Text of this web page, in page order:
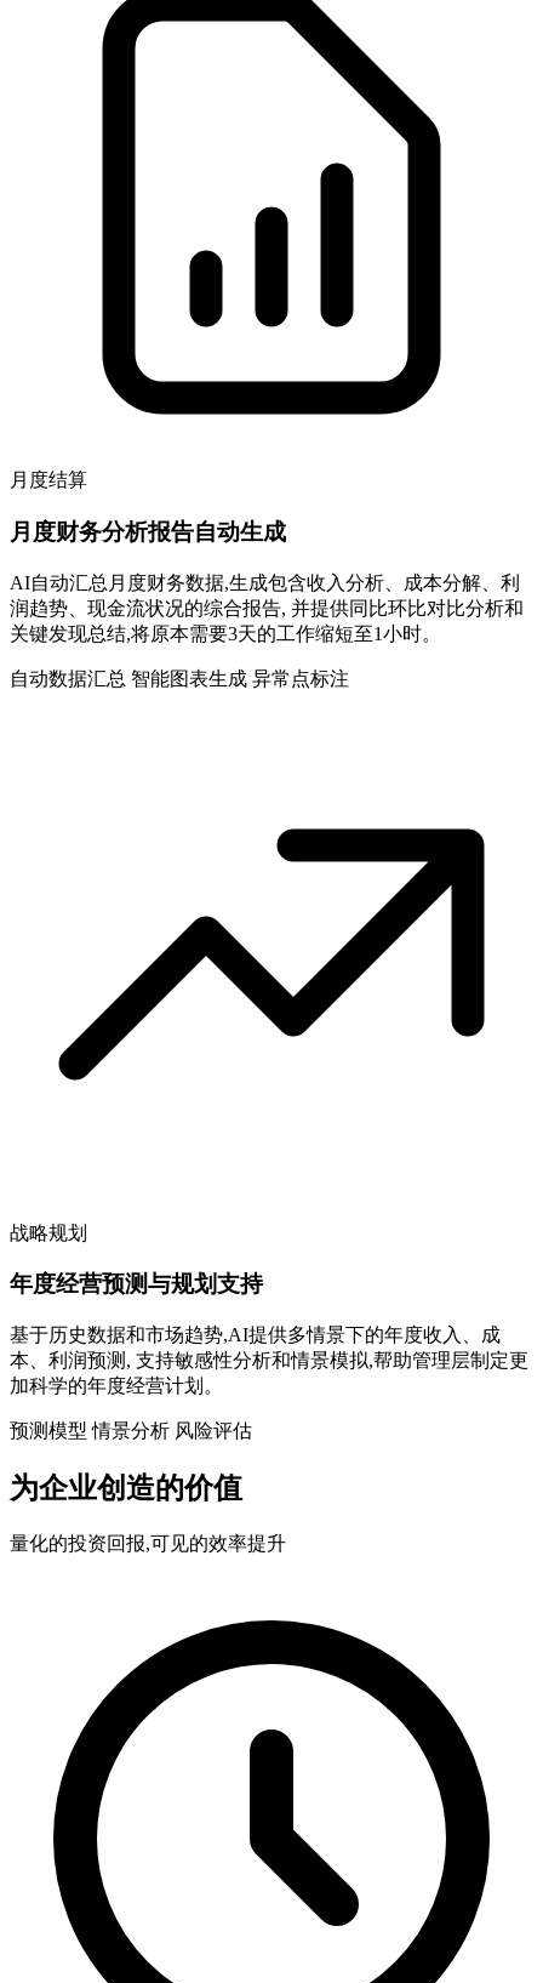
月度结算
月度财务分析报告自动生成
AI自动汇总月度财务数据,生成包含收入分析、成本分解、利
润趋势、现金流状况的综合报告, 并提供同比环比对比分析和
关键发现总结,将原本需要3天的工作缩短至1小时。
自动数据汇总 智能图表生成 异常点标注
战略规划
年度经营预测与规划支持
基于历史数据和市场趋势,AI提供多情景下的年度收入、成
本、利润预测, 支持敏感性分析和情景模拟,帮助管理层制定更
加科学的年度经营计划。
预测模型 情景分析 风险评估
为企业创造的价值
量化的投资回报,可见的效率提升